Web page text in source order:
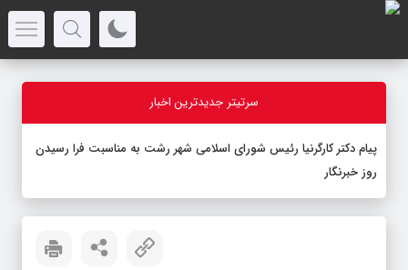
سرتیتر جدیدترین اخبار
پیام دکتر کارگرنیا رئیس شورای اسلامی شهر رشت به مناسبت فرا رسیدن
روز خبرنگار